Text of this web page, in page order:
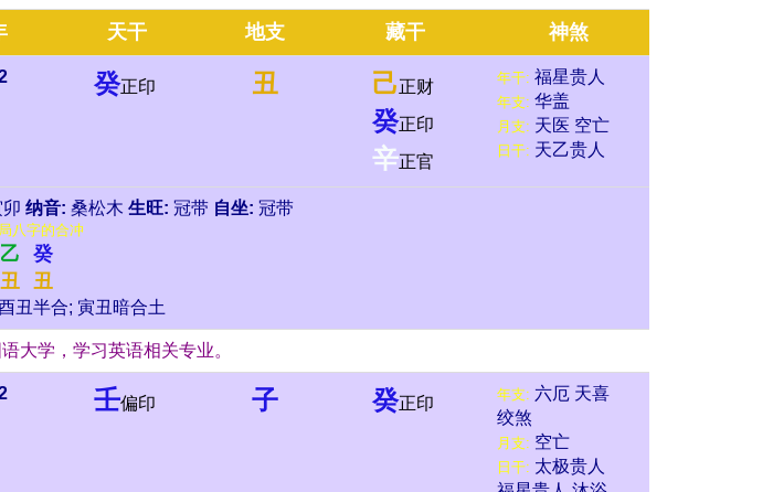
天干 地支 藏干 神煞
癸正印 丑 己正财
癸正印
辛正官
年干: 福星贵人
年支: 华盖
月支: 天医 空亡
日干: 天乙贵人
卯 纳音: 桑松木 生旺: 冠带 自坐: 冠带
八字的合冲
乙
癸
丑 丑
丑半合; 寅丑暗合土
大学，学习英语相关专业。
壬偏印 子 癸正印 年支: 六厄 天喜
绞煞
月支: 空亡
日干: 太极贵人